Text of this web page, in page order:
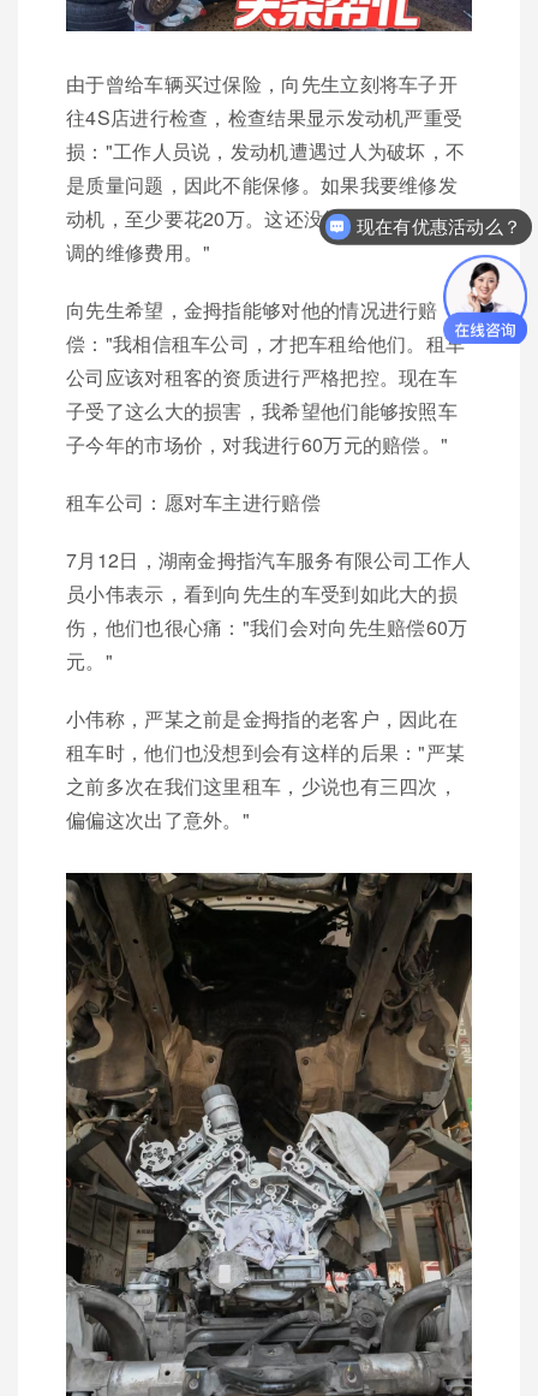
由于曾给车辆买过保险，向先生立刻将车子开
往4S店进行检查，检查结果显示发动机严重受
损："工作人员说，发动机遭遇过人为破坏，不
是质量问题，因此不能保修。如果我要维修发
动机，至少要花20万。这还没算车衣，车内空
调的维修费用。"
向先生希望，金拇指能够对他的情况进行赔
偿："我相信租车公司，才把车租给他们。租车
公司应该对租客的资质进行严格把控。现在车
子受了这么大的损害，我希望他们能够按照车
子今年的市场价，对我进行60万元的赔偿。"
租车公司：愿对车主进行赔偿
7月12日，湖南金拇指汽车服务有限公司工作人
员小伟表示，看到向先生的车受到如此大的损
伤，他们也很心痛："我们会对向先生赔偿60万
元。"
小伟称，严某之前是金拇指的老客户，因此在
租车时，他们也没想到会有这样的后果："严某
之前多次在我们这里租车，少说也有三四次，
偏偏这次出了意外。"
现在有优惠活动么？